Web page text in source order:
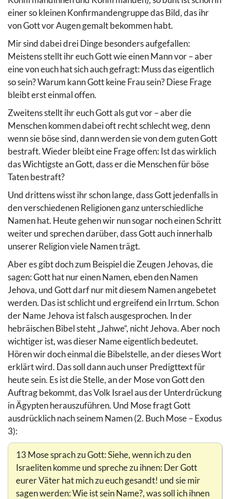
einer so kleinen Konfirmandengruppe das Bild, das ihr
von Gott vor Augen gemalt bekommen habt.
Mir sind dabei drei Dinge besonders aufgefallen:
Meistens stellt ihr euch Gott wie einen Mann vor – aber
eine von euch hat sich auch gefragt: Muss das eigentlich
so sein? Warum kann Gott keine Frau sein? Diese Frage
bleibt erst einmal offen.
Zweitens stellt ihr euch Gott als gut vor – aber die
Menschen kommen dabei oft recht schlecht weg, denn
wenn sie böse sind, dann werden sie von dem guten Gott
bestraft. Wieder bleibt eine Frage offen: Ist das wirklich
das Wichtigste an Gott, dass er die Menschen für böse
Taten bestraft?
Und drittens wisst ihr schon lange, dass Gott jedenfalls in
den verschiedenen Religionen ganz unterschiedliche
Namen hat. Heute gehen wir nun sogar noch einen Schritt
weiter und sprechen darüber, dass Gott auch innerhalb
unserer Religion viele Namen trägt.
Aber es gibt doch zum Beispiel die Zeugen Jehovas, die
sagen: Gott hat nur einen Namen, eben den Namen
Jehova, und Gott darf nur mit diesem Namen angebetet
werden. Das ist schlicht und ergreifend ein Irrtum. Schon
der Name Jehova ist falsch ausgesprochen. In der
hebräischen Bibel steht „Jahwe“, nicht Jehova. Aber noch
wichtiger ist, was dieser Name eigentlich bedeutet.
Hören wir doch einmal die Bibelstelle, an der dieses Wort
erklärt wird. Das soll dann auch unser Predigttext für
heute sein. Es ist die Stelle, an der Mose von Gott den
Auftrag bekommt, das Volk Israel aus der Unterdrückung
in Ägypten herauszuführen. Und Mose fragt Gott
ausdrücklich nach seinem Namen (2. Buch Mose – Exodus
3):
13 Mose sprach zu Gott: Siehe, wenn ich zu den
Israeliten komme und spreche zu ihnen: Der Gott
eurer Väter hat mich zu euch gesandt! und sie mir
sagen werden: Wie ist sein Name?, was soll ich ihnen